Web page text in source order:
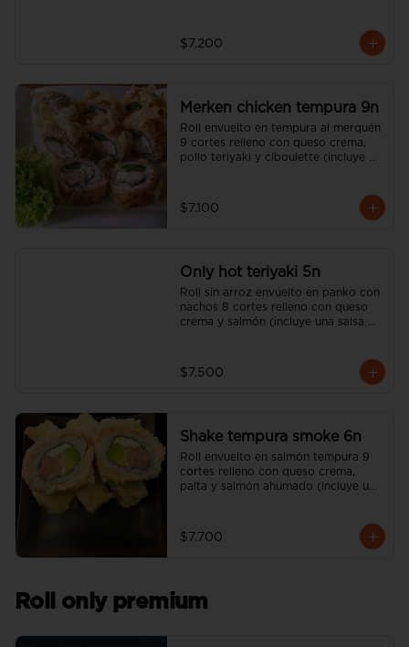
$7.200
Merken chicken tempura 9n
Roll envuelto en tempura al merquén
9 cortes relleno con queso crema,
pollo teriyaki y ciboulette (incluye
$7.100
Only hot teriyaki 5n
Roll sin arroz envuelto en panko con
nachos 8 cortes relleno con queso
crema y salmón (incluye una salsa
$7.500
Shake tempura smoke 6n
Roll envuelto en salmón tempura 9
cortes relleno con queso crema,
palta y salmón ahumado (incluye una
$7.700
Roll only premium